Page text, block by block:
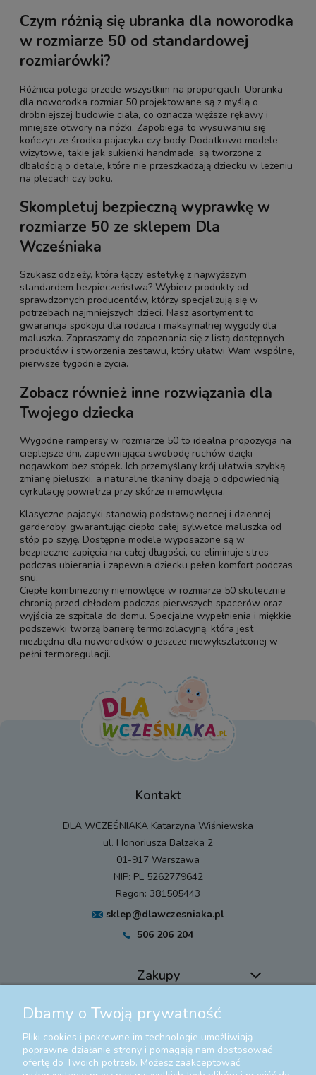
Czym różnią się ubranka dla noworodka
w rozmiarze 50 od standardowej
rozmiarówki?
Różnica polega przede wszystkim na proporcjach. Ubranka
dla noworodka rozmiar 50 projektowane są z myślą o
drobniejszej budowie ciała, co oznacza węższe rękawy i
mniejsze otwory na nóżki. Zapobiega to wysuwaniu się
kończyn ze środka pajacyka czy body. Dodatkowo modele
wizytowe, takie jak sukienki handmade, są tworzone z
dbałością o detale, które nie przeszkadzają dziecku w leżeniu
na plecach czy boku.
Skompletuj bezpieczną wyprawkę w
rozmiarze 50 ze sklepem Dla
Wcześniaka
Szukasz odzieży, która łączy estetykę z najwyższym
standardem bezpieczeństwa? Wybierz produkty od
sprawdzonych producentów, którzy specjalizują się w
potrzebach najmniejszych dzieci. Nasz asortyment to
gwarancja spokoju dla rodzica i maksymalnej wygody dla
maluszka. Zapraszamy do zapoznania się z listą dostępnych
produktów i stworzenia zestawu, który ułatwi Wam wspólne,
pierwsze tygodnie życia.
Zobacz również inne rozwiązania dla
Twojego dziecka
Wygodne rampersy w rozmiarze 50 to idealna propozycja na
cieplejsze dni, zapewniająca swobodę ruchów dzięki
nogawkom bez stópek. Ich przemyślany krój ułatwia szybką
zmianę pieluszki, a naturalne tkaniny dbają o odpowiednią
cyrkulację powietrza przy skórze niemowlęcia.
Klasyczne pajacyki stanowią podstawę nocnej i dziennej
garderoby, gwarantując ciepło całej sylwetce maluszka od
stóp po szyję. Dostępne modele wyposażone są w
bezpieczne zapięcia na całej długości, co eliminuje stres
podczas ubierania i zapewnia dziecku pełen komfort podczas
snu.
Ciepłe kombinezony niemowlęce w rozmiarze 50 skutecznie
chronią przed chłodem podczas pierwszych spacerów oraz
wyjścia ze szpitala do domu. Specjalne wypełnienia i miękkie
podszewki tworzą barierę termoizolacyjną, która jest
niezbędna dla noworodków o jeszcze niewykształconej w
pełni termoregulacji.
Kontakt
DLA WCZEŚNIAKA Katarzyna Wiśniewska
ul. Honoriusza Balzaka 2
01-917 Warszawa
NIP: PL 5262779642
Regon: 381505443
sklep@dlawczesniaka.pl
506 206 204
Zakupy
Pomoc
Moje konto
Dbamy o Twoją prywatność
Pliki cookies i pokrewne im technologie umożliwiają
poprawne działanie strony i pomagają nam dostosować
ofertę do Twoich potrzeb. Możesz zaakceptować